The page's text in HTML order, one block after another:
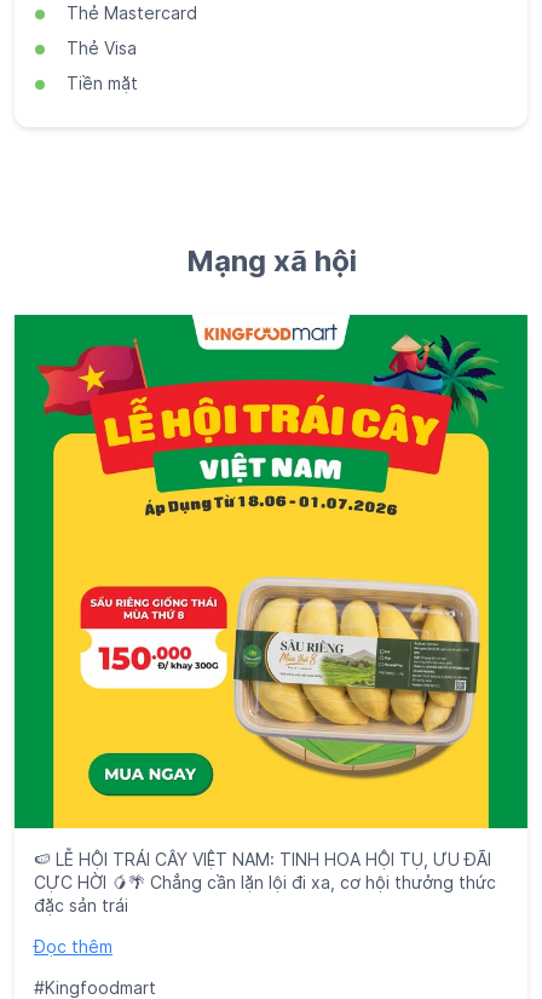
Thẻ Mastercard
Thẻ Visa
Tiền mặt
Mạng xã hội
🍉 LỄ HỘI TRÁI CÂY VIỆT NAM: TINH HOA HỘI TỤ, ƯU ĐÃI
CỰC HỜI 🥭🌴 Chẳng cần lặn lội đi xa, cơ hội thưởng thức
đặc sản trái
Đọc thêm
#Kingfoodmart